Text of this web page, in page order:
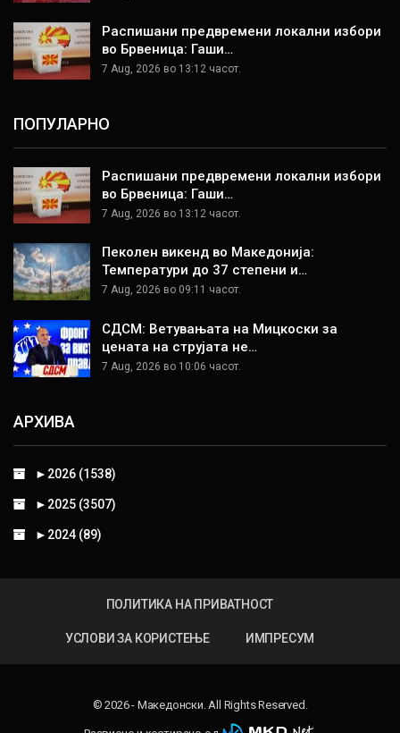
Распишани предвремени локални избори
во Брвеница: Гаши…
7 Aug, 2026 во 13:12 часот.
ПОПУЛАРНО
Распишани предвремени локални избори
во Брвеница: Гаши…
7 Aug, 2026 во 13:12 часот.
Пеколен викенд во Македонија:
Температури до 37 степени и…
7 Aug, 2026 во 09:11 часот.
СДСМ: Ветувањата на Мицкоски за
цената на струјата не…
7 Aug, 2026 во 10:06 часот.
АРХИВА
► 2026 (1538)
► 2025 (3507)
► 2024 (89)
ПОЛИТИКА НА ПРИВАТНОСТ
УСЛОВИ ЗА КОРИСТЕЊЕ ИМПРЕСУМ
© 2026 - Македонски. All Rights Reserved.